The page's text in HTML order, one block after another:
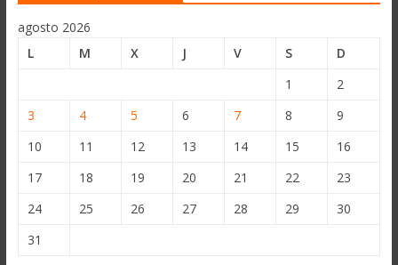
agosto 2026
L
M X J V S
D
1
2
3
4 5 6 7 8
9
10
11 12 13 14 15
16
17
18 19 20 21 22
23
24
25 26 27 28 29
30
31